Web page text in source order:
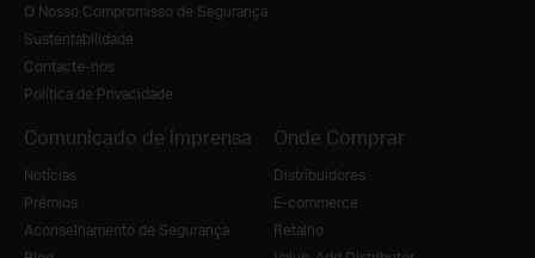
O Nosso Compromisso de Segurança
Sustentabilidade
Contacte-nos
Política de Privacidade
Comunicado de imprensa
Notícias
Prémios
Aconselhamento de Segurança
Onde Comprar
Distribuidores
E-commerce
Retalho